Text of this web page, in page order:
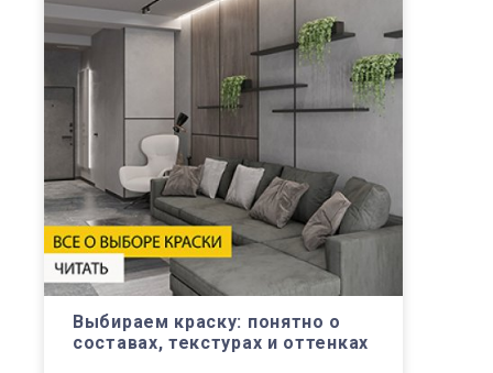
Выбираем краску: понятно о
составах, текстурах и оттенках